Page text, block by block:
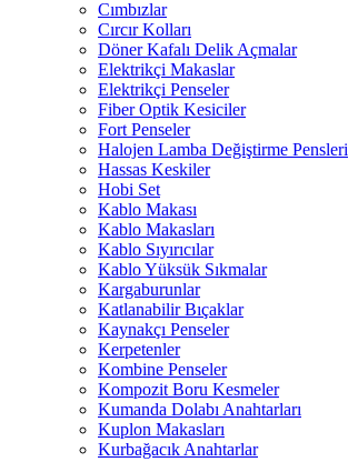
Cımbızlar
Cırcır Kolları
Döner Kafalı Delik Açmalar
Elektrikçi Makaslar
Elektrikçi Penseler
Fiber Optik Kesiciler
Fort Penseler
Halojen Lamba Değiştirme Pensleri
Hassas Keskiler
Hobi Set
Kablo Makası
Kablo Makasları
Kablo Sıyırıcılar
Kablo Yüksük Sıkmalar
Kargaburunlar
Katlanabilir Bıçaklar
Kaynakçı Penseler
Kerpetenler
Kombine Penseler
Kompozit Boru Kesmeler
Kumanda Dolabı Anahtarları
Kuplon Makasları
Kurbağacık Anahtarlar